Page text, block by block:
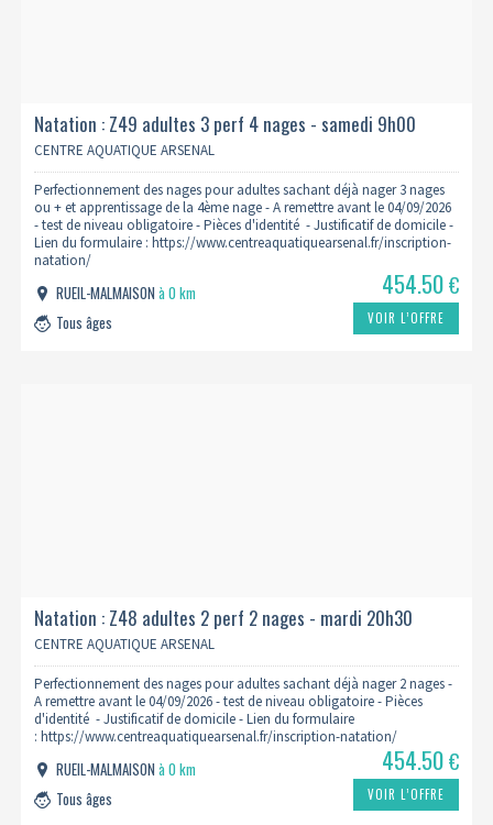
Natation : Z49 adultes 3 perf 4 nages - samedi 9h00
2026/2027
CENTRE AQUATIQUE ARSENAL
Perfectionnement des nages pour adultes sachant déjà nager 3 nages
ou + et apprentissage de la 4ème nage - A remettre avant le 04/09/2026
- test de niveau obligatoire - Pièces d'identité - Justificatif de domicile -
Lien du formulaire : https://www.centreaquatiquearsenal.fr/inscription-
natation/
RUEIL-MALMAISONà 0 km
Tous âges
454.50€
VOIR L’OFFRE
Natation : Z48 adultes 2 perf 2 nages - mardi 20h30
2026/2027
CENTRE AQUATIQUE ARSENAL
Perfectionnement des nages pour adultes sachant déjà nager 2 nages -
A remettre avant le 04/09/2026 - test de niveau obligatoire - Pièces
d'identité - Justificatif de domicile - Lien du formulaire
: https://www.centreaquatiquearsenal.fr/inscription-natation/
RUEIL-MALMAISONà 0 km
Tous âges
454.50€
VOIR L’OFFRE